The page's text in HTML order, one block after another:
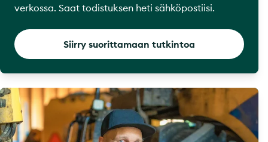
verkossa. Saat todistuksen heti sähköpostiisi.
Siirry suorittamaan tutkintoa